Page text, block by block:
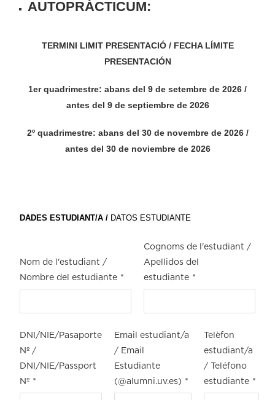
AUTOPRÀCTICUM:
TERMINI LIMIT PRESENTACIÓ / FECHA LÍMITE
PRESENTACIÓN
1er quadrimestre: abans del 9 de setembre de 2026 /
antes del 9 de septiembre de 2026
2º quadrimestre: abans del 30 de novembre de 2026 /
antes del 30 de noviembre de 2026
DADES ESTUDIANT/A / DATOS ESTUDIANTE
Nom de l'estudiant /
Nombre del estudiante *
Cognoms de l'estudiant /
Apellidos del
estudiante *
DNI/NIE/Pasaporte
Nº /
DNI/NIE/Passport
Nº *
Email estudiant/a
/ Email
Estudiante
(@alumni.uv.es) *
Telèfon
estudiant/a
/ Teléfono
estudiante *